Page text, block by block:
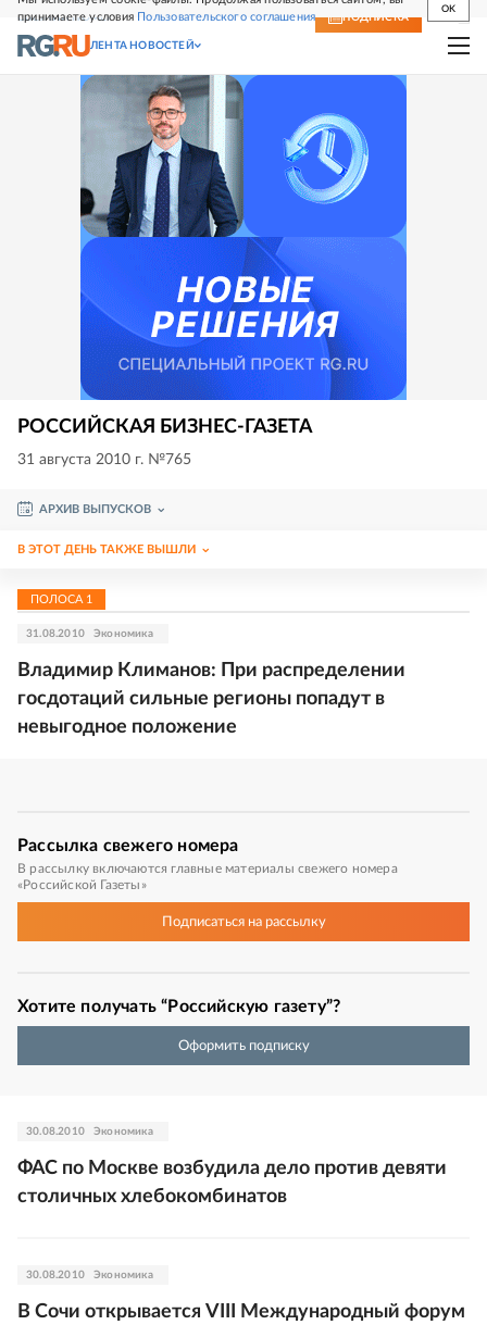
принимаете условия Пользовательского соглашения
OK
СВЕЖИЙ НОМЕР ПОДПИСКА
ЛЕНТА НОВОСТЕЙ
РОССИЙСКАЯ БИЗНЕС-ГАЗЕТА
31 августа 2010 г. №765
АРХИВ ВЫПУСКОВ
В ЭТОТ ДЕНЬ ТАКЖЕ ВЫШЛИ
ПОЛОСА 1
31.08.2010 Экономика
Владимир Климанов: При распределении
госдотаций сильные регионы попадут в
невыгодное положение
Рассылка свежего номера
В рассылку включаются главные материалы свежего номера
«Российской Газеты»
Подписатьсяна рассылку
Хотите получать “Российскую газету”?
Оформить подписку
30.08.2010 Экономика
ФАС по Москве возбудила дело против девяти
столичных хлебокомбинатов
30.08.2010 Экономика
В Сочи открывается VIII Международный форум